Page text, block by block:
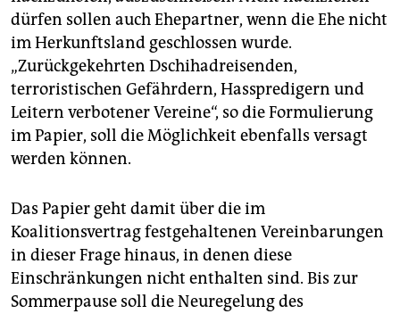
dürfen sollen auch Ehepartner, wenn die Ehe nicht
im Herkunftsland geschlossen wurde.
„Zurückgekehrten Dschihadreisenden,
terroristischen Gefährdern, Hasspredigern und
Leitern verbotener Vereine“, so die Formulierung
im Papier, soll die Möglichkeit ebenfalls versagt
werden können.
Das Papier geht damit über die im
Koalitionsvertrag festgehaltenen Vereinbarungen
in dieser Frage hinaus, in denen diese
Einschränkungen nicht enthalten sind. Bis zur
Sommerpause soll die Neuregelung des